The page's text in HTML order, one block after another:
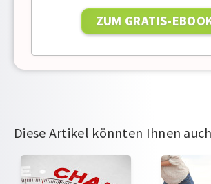
Diese Artikel könnten Ihnen